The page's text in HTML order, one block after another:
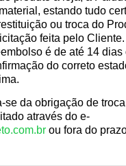
estando tudo
ou troca do
feita pelo
é de até 14
do correto
se da obrigação de
através do e-
ou fora do